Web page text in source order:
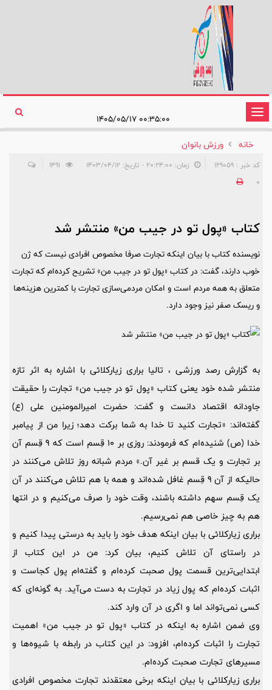
تغییر
وضعیت
ناوبری
خانه
ورزش بانوان
کد خبر : 129059 زمان: ۲۰:۲۴:۰۰ - تاریخ: ۱۴۰۳/۰۴/۱۲
0
کتاب «پول تو در جیب من» منتشر شد
نویسنده کتاب با بیان اینکه تجارت صرفا مخصوص افرادی نیست که ژن
خوب دارند، گفت: در کتاب «پول تو در جیب من» تشریح کرده‌ام که تجارت
متعلق به همه مردم است و امکان مردمی‌سازی تجارت با کمترین هزینه‌ها
و ریسک صفر نیز وجود دارد.
به گزارش رصد ورزشی ، تالیا براری زیارکلائی با اشاره به اثر تازه
منتشر شده خود یعنی کتاب «پول تو در جیب من» تجارت را حقیقت
جاودانه اقتصاد دانست و گفت: حضرت امیرالمومنین علی (ع)
گفته‌اند: «تجارت کنید تا خدا به شما برکت دهد؛ زیرا من از پیامبر
خدا (ص) شنیده‌ام که فرمودند: روزی بر 10 قِسم است که 9 قِسم آن
بر تجارت و یک قسم بر غیر آن.» مردم شبانه روز تلاش می‌کنند در
حالیکه از آن 9 قِسم غافل شده‌اند و همه با هم تلاش می‌کنند در آن
یک قِسم سهم داشته باشند، وقت خود را صرف می‌کنیم و در انتها
هم به چیز خاصی هم نمی‌رسیم.
براری زیارکلائی با بیان اینکه هدف خود را باید به درستی پیدا کنیم و
در راستای آن تلاش کنیم، بیان کرد: من در این کتاب از
ابتدایی‌ترین قسمت پول صحبت کرده‌ام و گفته‌ام پول کجاست و
اثبات کرده‌ام که پول زیاد در تجارت به دست می‌آید. به گونه‌ای که
کسی نمی‌تواند اما و اگری در آن وارد کند.
وی ضمن اشاره به اینکه در کتاب «پول تو در جیب من» اهمیت
تجارت را اثبات کرده‌ام، افزود: در این کتاب در رابطه با شیوه‌ها و
مسیرهای تجارت صحبت کرده‌ام.
براری زیارکلائی با بیان اینکه برخی معتقدند تجارت مخصوص افرادی